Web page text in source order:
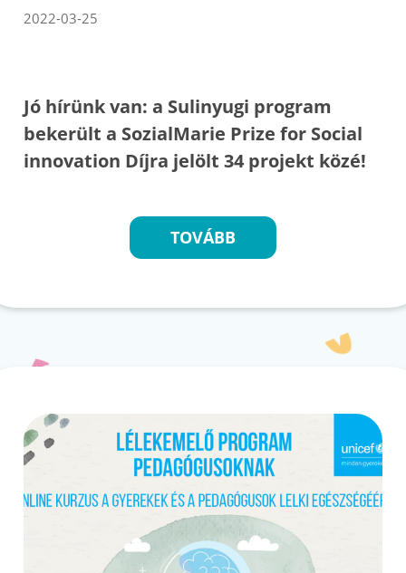
2022-03-25
Jó hírünk van: a Sulinyugi program
bekerült a SozialMarie Prize for Social
innovation Díjra jelölt 34 projekt közé!
TOVÁBB